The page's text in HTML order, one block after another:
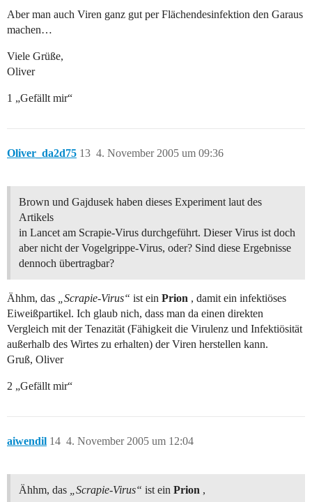
Aber man auch Viren ganz gut per Flächendesinfektion den Garaus
machen…
Viele Grüße,
Oliver
1 „Gefällt mir“
Oliver_da2d75 4. November 2005 um 09:36
13
Brown und Gajdusek haben dieses Experiment laut des
Artikels
in Lancet am Scrapie-Virus durchgeführt. Dieser Virus ist doch
aber nicht der Vogelgrippe-Virus, oder? Sind diese Ergebnisse
dennoch übertragbar?
Ähhm, das „Scrapie-Virus“ ist ein Prion , damit ein infektiöses
Eiweißpartikel. Ich glaub nich, dass man da einen direkten
Vergleich mit der Tenazität (Fähigkeit die Virulenz und Infektiösität
außerhalb des Wirtes zu erhalten) der Viren herstellen kann.
Gruß, Oliver
2 „Gefällt mir“
aiwendil 4. November 2005 um 12:04
14
Ähhm, das „Scrapie-Virus“ ist ein Prion ,